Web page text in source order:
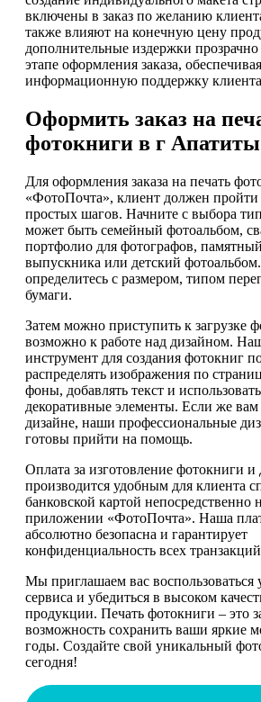
включены в заказ по желанию
также влияют на конечную цену
дополнительные издержки прозрачно
этапе оформления заказа,
информационную поддержку
Оформить заказ на
фотокниги в г Апатиты
Для оформления заказа на печать
«ФотоПочта», клиент должен пройти
простых шагов. Начните с выбора
может быть семейный фотоальбом,
портфолио для фотографов,
выпускника или детский
определитесь с размером, типом
бумаги.
Затем можно приступить к загрузке
возможно к работе над дизайном.
инструмент для создания фотокниг
распределять изображения по
фоны, добавлять текст и
декоративные элементы. Если же
дизайне, наши профессиональные
готовы прийти на помощь.
Оплата за изготовление фотокниги и
производится удобным для клиента
банковской картой непосредственно
приложении «ФотоПочта». Наша
абсолютно безопасна и гарантирует
конфиденциальность всех
Мы приглашаем вас воспользоваться
сервиса и убедиться в высоком
продукции. Печать фотокниги – это
возможность сохранить ваши яркие
годы. Создайте свой уникальный
сегодня!